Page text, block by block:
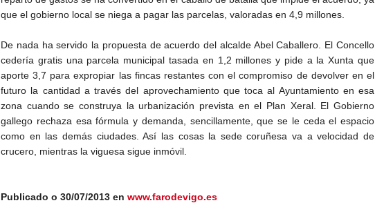
que el gobierno local se niega a pagar las parcelas, valoradas en 4,9 millones.
De nada ha servido la propuesta de acuerdo del alcalde Abel Caballero. El Concello
cedería gratis una parcela municipal tasada en 1,2 millones y pide a la Xunta que
aporte 3,7 para expropiar las fincas restantes con el compromiso de devolver en el
futuro la cantidad a través del aprovechamiento que toca al Ayuntamiento en esa
zona cuando se construya la urbanización prevista en el Plan Xeral. El Gobierno
gallego rechaza esa fórmula y demanda, sencillamente, que se le ceda el espacio
como en las demás ciudades. Así las cosas la sede coruñesa va a velocidad de
crucero, mientras la viguesa sigue inmóvil.
Publicado o 30/07/2013 en www.farodevigo.es